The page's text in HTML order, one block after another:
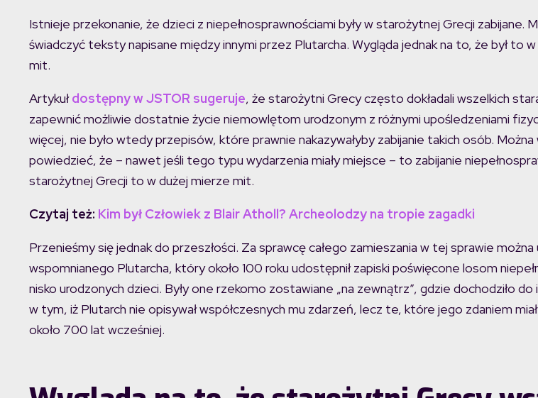
Istnieje przekonanie, że dzieci z niepełnosprawnościami były w starożytnej Grecji zabijane.
świadczyć teksty napisane między innymi przez Plutarcha. Wygląda jednak na to, że był to
mit.
Artykułdostępny w JSTOR sugeruje, że starożytni Grecy często dokładali wszelkich
zapewnić możliwie dostatnie życie niemowlętom urodzonym z różnymi upośledzeniami
więcej, nie było wtedy przepisów, które prawnie nakazywałyby zabijanie takich osób. Można
powiedzieć, że – nawet jeśli tego typu wydarzenia miały miejsce – to zabijanie
starożytnej Grecji to w dużej mierze mit.
Czytaj też: Kim był Człowiek z Blair Atholl? Archeolodzy na tropie zagadki
Przenieśmy się jednak do przeszłości. Za sprawcę całego zamieszania w tej sprawie można
wspomnianego Plutarcha, który około 100 roku udostępnił zapiski poświęcone losom
nisko urodzonych dzieci. Były one rzekomo zostawiane „na zewnątrz”, gdzie dochodziło do
w tym, iż Plutarch nie opisywał współczesnych mu zdarzeń, lecz te, które jego zdaniem
około 700 lat wcześniej.